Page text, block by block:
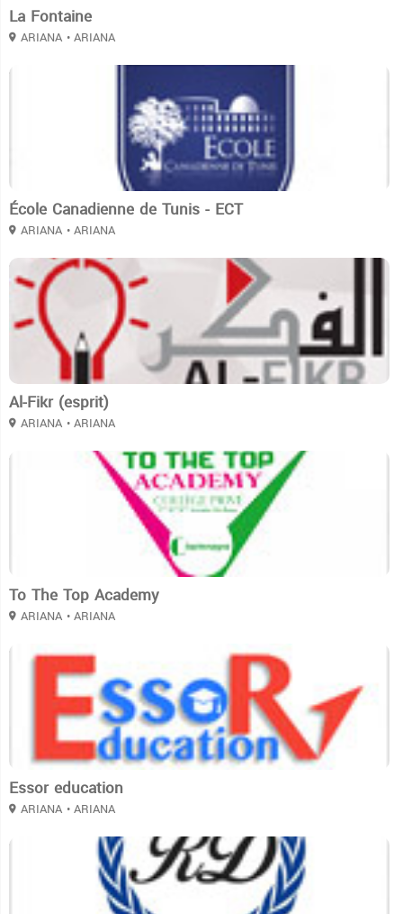
La Fontaine
ARIANA • ARIANA
École Canadienne de Tunis - ECT
ARIANA • ARIANA
Al-Fikr (esprit)
ARIANA • ARIANA
To The Top Academy
ARIANA • ARIANA
Essor education
ARIANA • ARIANA